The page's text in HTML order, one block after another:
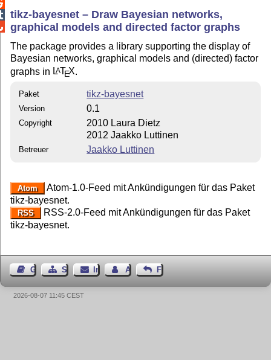
tikz-bayesnet – Draw Bayesian networks,
graphical models and directed factor graphs
The package provides a library supporting the display of
Bayesian networks, graphical models and (directed) factor
graphs in LATEX
Paket tikz-bayesnet
Version 0.1
Copyright
2010 Laura Dietz
2012 Jaakko Luttinen
Betreuer Jaakko Luttinen
Atom
Atom-1.0-Feed mit Ankündigungen für das Paket
tikz-bayesnet.
RSS
RSS-2.0-Feed mit Ankündigungen für das Paket
tikz-bayesnet.
GästebuchSeiten-Struktur
ImpressumAutor kontaktieren
Feedback
2026-08-07 11:45 CEST